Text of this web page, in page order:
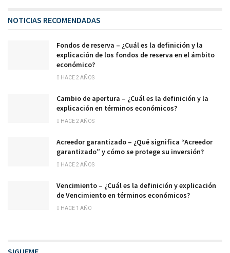
NOTICIAS RECOMENDADAS
Fondos de reserva – ¿Cuál es la definición y la
explicación de los fondos de reserva en el ámbito
económico?
HACE 2 AÑOS
Cambio de apertura – ¿Cuál es la definición y la
explicación en términos económicos?
HACE 2 AÑOS
Acreedor garantizado – ¿Qué significa “Acreedor
garantizado” y cómo se protege su inversión?
HACE 2 AÑOS
Vencimiento – ¿Cuál es la definición y explicación
de Vencimiento en términos económicos?
HACE 1 AÑO